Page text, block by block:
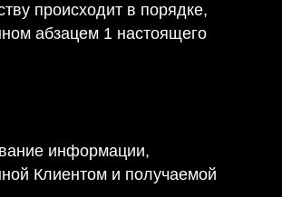
происходит в порядке,
абзацем 1 настоящего
информации,
Клиентом и получаемой